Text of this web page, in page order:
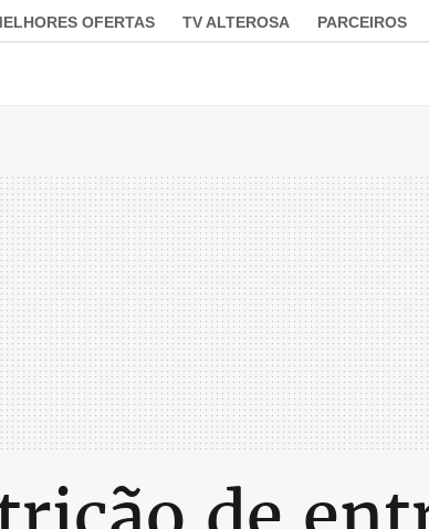
OFERTAS TV ALTEROSA PARCEIROS